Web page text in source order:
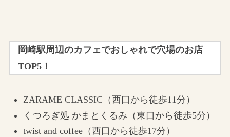
岡崎駅周辺のカフェでおしゃれで穴場のお店
TOP5！
ZARAME CLASSIC（西口から徒歩11分）
くつろぎ処 かまとくるみ（東口から徒歩5分）
twist and coffee（西口から徒歩17分）